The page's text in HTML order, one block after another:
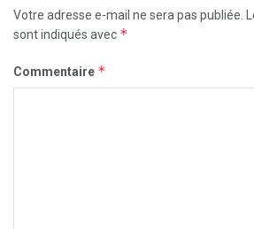
Votre adresse e-mail ne sera pas publiée.
sont indiqués avec *
Commentaire *